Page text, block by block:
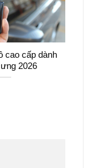
cao cấp dành
2026